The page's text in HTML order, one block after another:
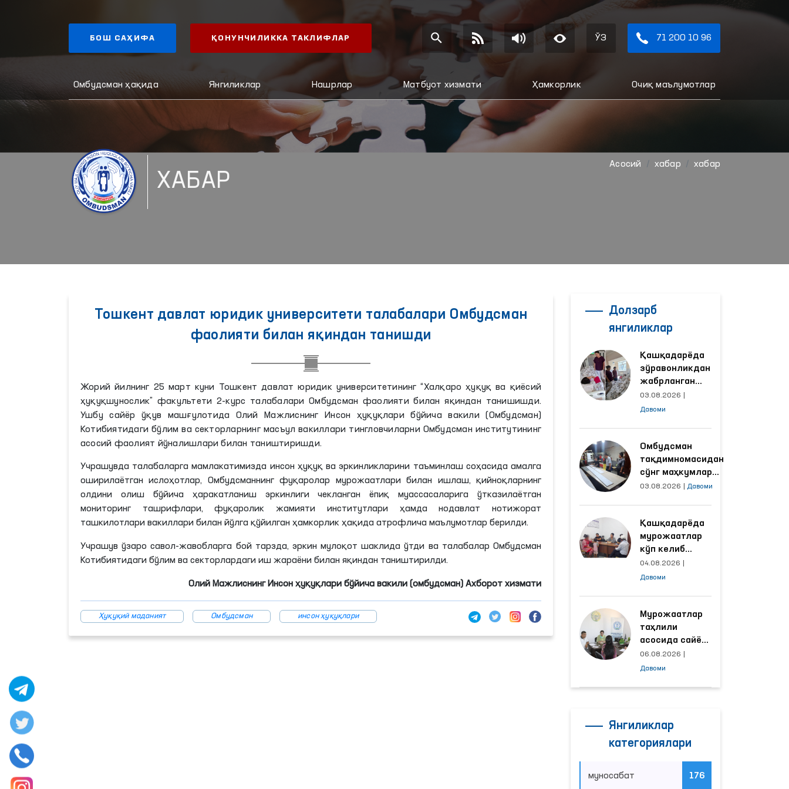
БОШ САҲИФА ҚОНУНЧИЛИККА ТАКЛИФЛАР ЎЗ 71 200 10 96
Омбудсман ҳақида Янгиликлар Нашрлар Матбуот хизмати Ҳамкорлик Очиқ маълумотлар
ХАБАР
Aсосий хабар хабар
Тошкент давлат юридик университети талабалари Омбудсман
фаолияти билан яқиндан танишди
Жорий йилнинг 25 март куни Тошкент давлат юридик университетининг “Халқаро ҳуқуқ ва қиёсий
ҳуқуқшунослик” факультети 2-курс талабалари Омбудсман фаолияти билан яқиндан танишишди.
Ушбу сайёр ўқув машғулотида Олий Мажлиснинг Инсон ҳуқуқлари бўйича вакили (Омбудсман)
Котибиятидаги бўлим ва секторларнинг масъул вакиллари тингловчиларни Омбудсман институтининг
асосий фаолият йўналишлари билан таништиришди.
Учрашувда талабаларга мамлакатимизда инсон ҳуқуқ ва эркинликларини таъминлаш соҳасида амалга
оширилаётган ислоҳотлар, Омбудсманнинг фуқаролар мурожаатлари билан ишлаш, қийноқларнинг
олдини олиш бўйича ҳаракатланиш эркинлиги чекланган ёпиқ муассасаларига ўтказилаётган
мониторинг ташрифлари, фуқаролик жамияти институтлари ҳамда нодавлат нотижорат
ташкилотлари вакиллари билан йўлга қўйилган ҳамкорлик ҳақида атрофлича маълумотлар берилди.
Учрашув ўзаро савол-жавобларга бой тарзда, эркин мулоқот шаклида ўтди ва талабалар Омбудсман
Котибиятидаги бўлим ва секторлардаги иш жараёни билан яқиндан таништирилди.
Олий Мажлиснинг Инсон ҳуқуқлари бўйича вакили (омбудсман) Ахборот хизмати
Ҳуқуқий маданият Омбудсман инсон ҳуқуқлари
Долзарб
янгиликлар
Қашқадарёда
зўравонликдан
жабрланган
аёлнинг ҳолати
Омбудсман
03.08.2026
Давоми
Омбудсман
тақдимномасидан
сўнг маҳкумлар
меҳнат қилаётган
яхшиланди
03.08.2026 Давоми
Қашқадарёда
мурожаатлар
кўп келиб
тушаётган
ҳудудлар
ишлаш йўлга
қўйилди
04.08.2026
Давоми
Мурожаатлар
таҳлили
асосида сайёр
қабул
ўтказиладиган
06.08.2026
Давоми
Янгиликлар
категориялари
муносабат 176